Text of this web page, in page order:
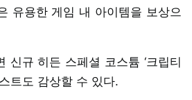
유용한 게임 내 아이템을 보상으
신규 히든 스페셜 코스튬 ‘크립티
트도 감상할 수 있다.